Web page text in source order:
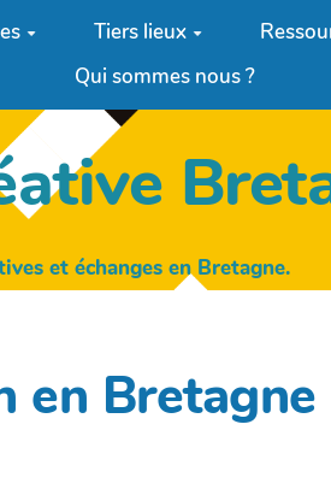
Tiers lieux
Qui sommes nous ?
et échanges en Bretagne.